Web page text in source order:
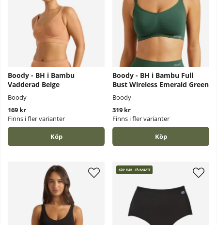
Boody - BH i Bambu
Vadderad Beige
Boody
169 kr
Finns i fler varianter
Köp
Boody - BH i Bambu Full
Bust Wireless Emerald Green
Boody
319 kr
Finns i fler varianter
Köp
KÖP FLER - FÅ RABATT